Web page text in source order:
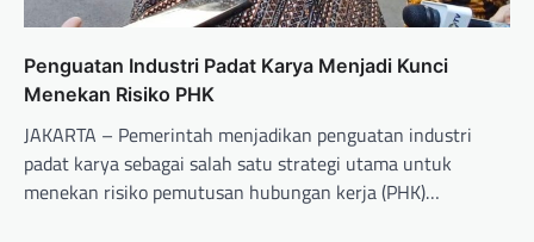
Penguatan Industri Padat Karya Menjadi Kunci
Menekan Risiko PHK
JAKARTA – Pemerintah menjadikan penguatan industri
padat karya sebagai salah satu strategi utama untuk
menekan risiko pemutusan hubungan kerja (PHK)…